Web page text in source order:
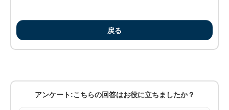
戻る
アンケート:こちらの回答はお役に立ちましたか？